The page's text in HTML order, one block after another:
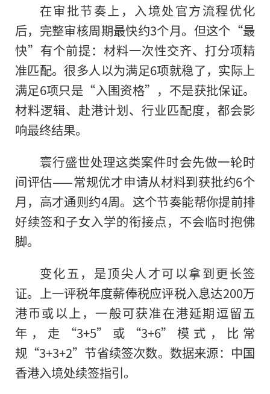
在审批节奏上，入境处官方流程优化
后，完整审核周期最快约3个月。但这个“最
快”有个前提：材料一次性交齐、打分项精
准匹配。很多人以为满足6项就稳了，实际上
满足6项只是“入围资格”，不是获批保证。
材料逻辑、赴港计划、行业匹配度，都会影
响最终结果。
寰行盛世处理这类案件时会先做一轮时
间评估——常规优才申请从材料到获批约6个
月，高才通则约4周。这个节奏能帮你提前排
好续签和子女入学的衔接点，不会临时抱佛
脚。
变化五，是顶尖人才可以拿到更长签
证。上一评税年度薪俸税应评税入息达200万
港币或以上，一般可获准在港延期逗留五
年，走“3+5”或“3+6”模式，比常
规“3+3+2”节省续签次数。数据来源：中国
香港入境处续签指引。